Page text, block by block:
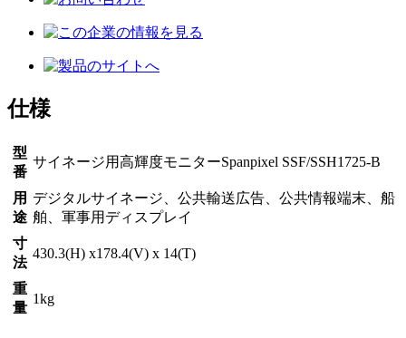
仕様
型
番
サイネージ用高輝度モニターSpanpixel SSF/SSH1725-B
用
途
デジタルサイネージ、公共輸送広告、公共情報端末、船
舶、軍事用ディスプレイ
寸
法
430.3(H) x178.4(V) x 14(T)
重
量
1kg